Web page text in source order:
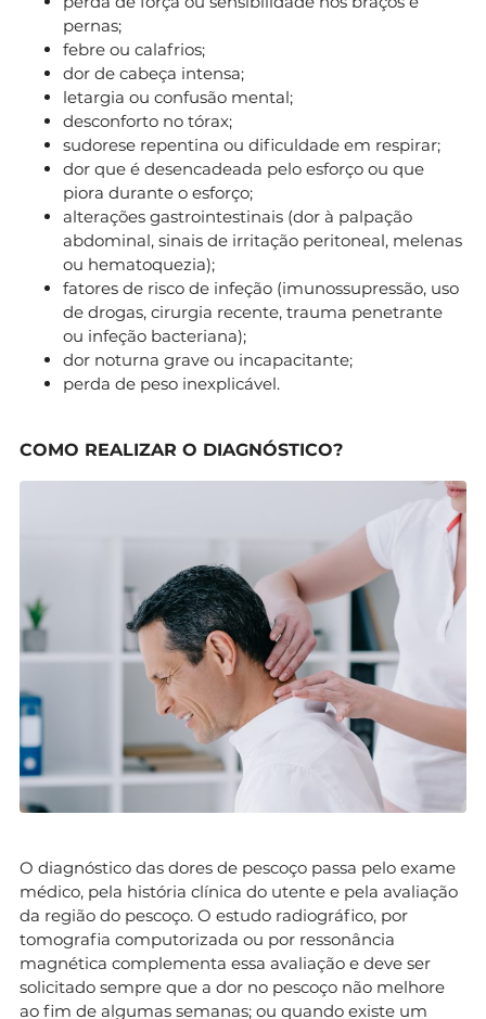
pernas;
febre ou calafrios;
dor de cabeça intensa;
letargia ou confusão mental;
desconforto no tórax;
sudorese repentina ou dificuldade em respirar;
dor que é desencadeada pelo esforço ou que
piora durante o esforço;
alterações gastrointestinais (dor à palpação
abdominal, sinais de irritação peritoneal, melenas
ou hematoquezia);
fatores de risco de infeção (imunossupressão, uso
de drogas, cirurgia recente, trauma penetrante
ou infeção bacteriana);
dor noturna grave ou incapacitante;
perda de peso inexplicável.
COMO REALIZAR O DIAGNÓSTICO?
O diagnóstico das dores de pescoço passa pelo exame
médico, pela história clínica do utente e pela avaliação
da região do pescoço. O estudo radiográfico, por
tomografia computorizada ou por ressonância
magnética complementa essa avaliação e deve ser
solicitado sempre que a dor no pescoço não melhore
ao fim de algumas semanas; ou quando existe um